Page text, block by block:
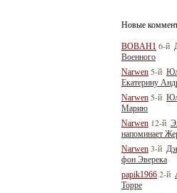
Новые
BOBAH1 6-й
Военного
Narwen 5-й
Екатерину
Narwen 5-й
Марию
Narwen 12-й
напоминает
Narwen 3-й
фон Эверека
papik1966 2-й
Торре